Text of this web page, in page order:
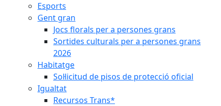
Esports
Gent gran
Jocs florals per a persones grans
Sortides culturals per a persones grans
2026
Habitatge
Sol·licitud de pisos de protecció oficial
Igualtat
Recursos Trans*